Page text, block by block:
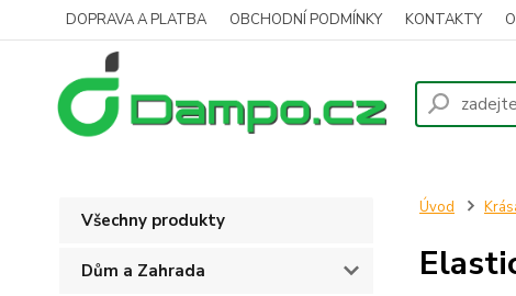
DOPRAVA A PLATBA OBCHODNÍ PODMÍNKY KONTAKTY
Všechny produkty
Dům a Zahrada
Úvod